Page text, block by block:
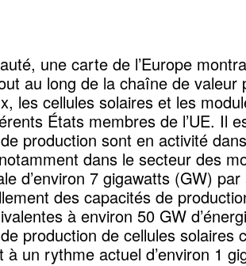
une carte de l’Europe
au long de la chaîne de valeur
les cellules solaires et les
États membres de l’UE. Il
production sont en activité
dans le secteur des
d’environ 7 gigawatts (GW)
des capacités de
à environ 50 GW
production de cellules solaires
à un rythme actuel d’environ 1